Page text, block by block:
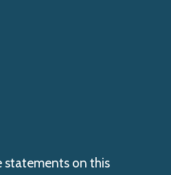
statements on this